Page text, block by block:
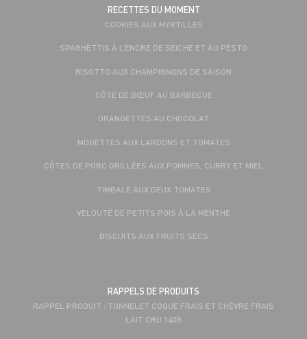
RECETTES DU MOMENT
COOKIES AUX MYRTILLES
SPAGHETTIS À L’ENCRE DE SEICHE ET AU PESTO
RISOTTO AUX CHAMPIGNONS DE SAISON
CÔTE DE BŒUF AU BARBECUE
ORANGETTES AU CHOCOLAT
MOGETTES AUX LARDONS ET TOMATES
CÔTES DE PORC GRILLÉES AUX POMMES, CURRY ET MIEL
TIMBALE AUX DEUX TOMATES
VELOUTÉ DE PETITS POIS À LA MENTHE
BISCUITS AUX FRUITS SECS
RAPPELS DE PRODUITS
RAPPEL PRODUIT : TONNELET COQUE FRAIS ET CHÈVRE FRAIS
LAIT CRU 140G